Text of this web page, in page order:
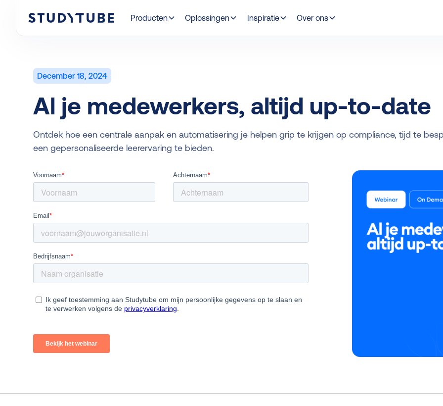
Producten Oplossingen Inspiratie Over ons
December 18, 2024
Al je medewerkers, altijd up-to-date
Ontdek hoe een centrale aanpak en automatisering je helpen grip te krijgen op compliance, tijd te
een gepersonaliseerde leerervaring te bieden.